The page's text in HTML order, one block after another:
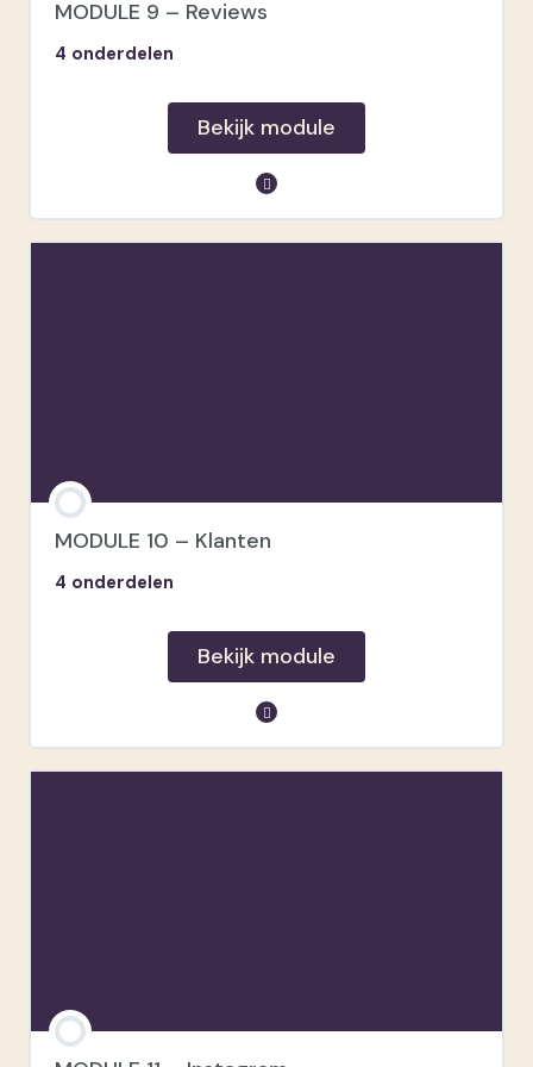
Brochure
MODULE 9 – Reviews
4 onderdelen
Bekijk module
module inhoud
Jouw uithangbord
MODULE 10 – Klanten
4 onderdelen
Bekijk module
module inhoud
Admin tips